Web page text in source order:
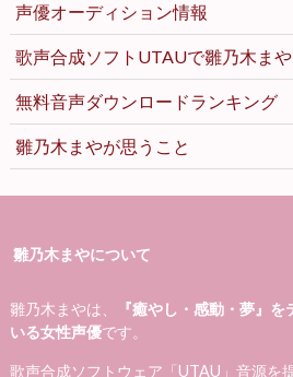
声優オーディション情報
歌声合成ソフトUTAUで雛乃木ま
無料音声ダウンロードランキング
雛乃木まやが思うこと
雛乃木まやについて
雛乃木まやは、
『癒やし・感動・夢』
いる女性声優です。
歌声合成ソフトウェア「UTAU」音源を